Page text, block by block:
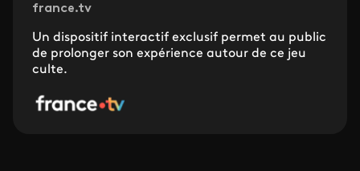
france.tv
Un dispositif interactif exclusif permet au public
de prolonger son expérience autour de ce jeu
culte.